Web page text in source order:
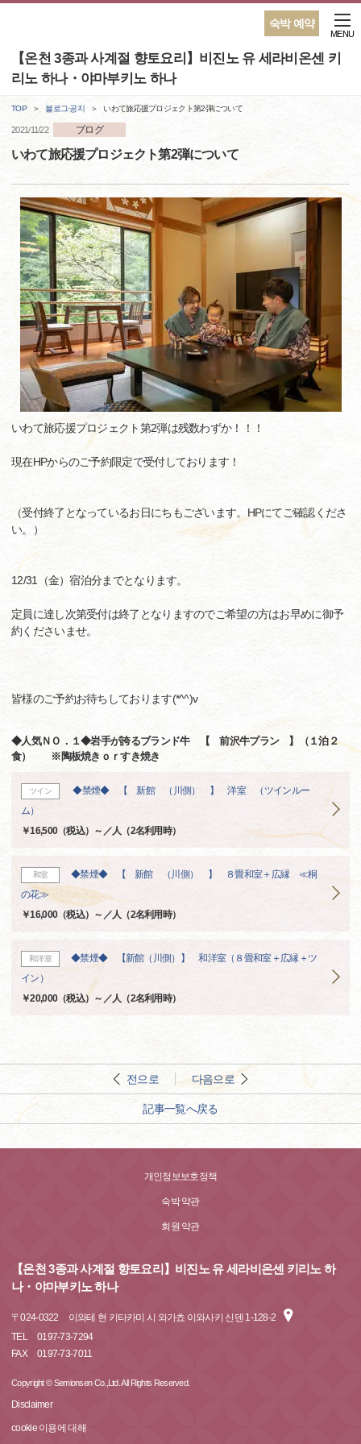
숙박 예약
【온천 3종과 사계절 향토요리】비진노 유 세라비온센 키
리노 하나・야마부키노 하나
MENU
TOP 블로그·공지 いわて旅応援プロジェクト第2弾について
2021/11/22 ブログ
いわて旅応援プロジェクト第2弾について
いわて旅応援プロジェクト第2弾は残数わずか！！！
現在HPからのご予約限定で受付しております！
（受付終了となっているお日にちもございます。HPにてご確認くださ
い。）
12/31（金）宿泊分までとなります。
定員に達し次第受付は終了となりますのでご希望の方はお早めに御予
約くださいませ。
皆様のご予約お待ちしております(*^^)v
◆人気ＮＯ．１◆岩手が誇るブランド牛 【 前沢牛プラン 】（１泊２
食） ※陶板焼きｏｒすき焼き
ツイン
◆禁煙◆ 【 新館 （川側） 】 洋室 （ツインルー
ム）
￥16,500（税込）～／人（2名利用時）
和室
◆禁煙◆ 【 新館 （川側） 】 ８畳和室＋広縁 ≪桐
の花≫
￥16,000（税込）～／人（2名利用時）
和洋室
◆禁煙◆ 【新館（川側）】 和洋室（８畳和室＋広縁＋ツ
イン）
￥20,000（税込）～／人（2名利用時）
전으로 다음으로
記事一覧へ戻る
개인정보보호정책
숙박 약관
회원 약관
【온천 3종과 사계절 향토요리】비진노 유 세라비온센 키리노 하
나・야마부키노 하나
〒024-0322
이와테 현 키타카미 시 와가쵸 이와사키 신덴 1-128-2
TEL
0197-73-7294
FAX
0197-73-7011
Copyright © Semionsen Co.,Ltd. All Rights Reserved.
Disclaimer
cookie 이용에 대해